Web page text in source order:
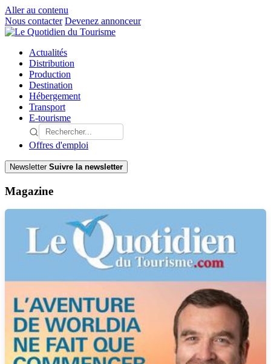
Aller au contenu
Nous contacter Devenez annonceur
Actualités
Distribution
Production
Destination
Hébergement
Transport
E-tourisme
Offres d'emploi
Newsletter Suivre la newsletter
Magazine